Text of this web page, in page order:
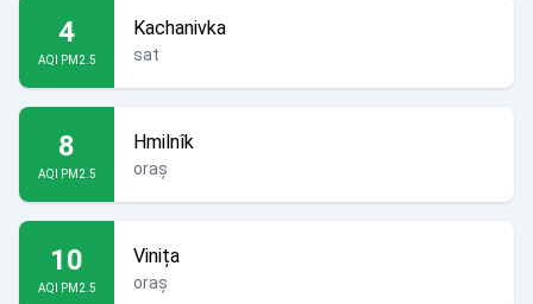
4
AQI PM2.5
Kachanivka
sat
8
AQI PM2.5
Hmilnîk
oraș
10
AQI PM2.5
Vinița
oraș